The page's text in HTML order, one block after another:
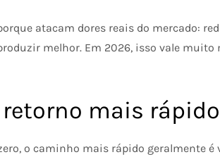
atacam dores reais do mercado:
melhor. Em 2026, isso vale muito
mais rápido
o caminho mais rápido geralmente é